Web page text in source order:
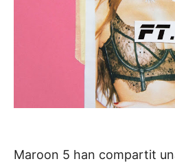
Maroon 5 han compartit